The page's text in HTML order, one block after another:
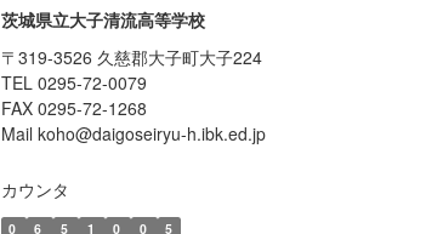
茨城県立大子清流高等学校
〒319-3526 久慈郡大子町大子224
TEL 0295-72-0079
FAX 0295-72-1268
Mail koho@daigoseiryu-h.ibk.ed.jp
カウンタ
0 6 5 1 0 0 5